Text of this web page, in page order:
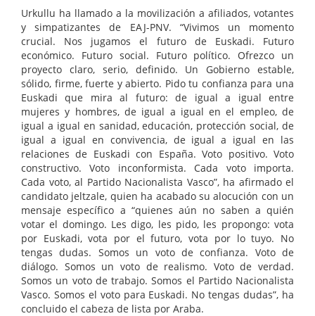
Urkullu ha llamado a la movilización a afiliados, votantes
y simpatizantes de EAJ-PNV. “Vivimos un momento
crucial. Nos jugamos el futuro de Euskadi. Futuro
económico. Futuro social. Futuro político. Ofrezco un
proyecto claro, serio, definido. Un Gobierno estable,
sólido, firme, fuerte y abierto. Pido tu confianza para una
Euskadi que mira al futuro: de igual a igual entre
mujeres y hombres, de igual a igual en el empleo, de
igual a igual en sanidad, educación, protección social, de
igual a igual en convivencia, de igual a igual en las
relaciones de Euskadi con España. Voto positivo. Voto
constructivo. Voto inconformista. Cada voto importa.
Cada voto, al Partido Nacionalista Vasco”, ha afirmado el
candidato jeltzale, quien ha acabado su alocución con un
mensaje específico a “quienes aún no saben a quién
votar el domingo. Les digo, les pido, les propongo: vota
por Euskadi, vota por el futuro, vota por lo tuyo. No
tengas dudas. Somos un voto de confianza. Voto de
diálogo. Somos un voto de realismo. Voto de verdad.
Somos un voto de trabajo. Somos el Partido Nacionalista
Vasco. Somos el voto para Euskadi. No tengas dudas”, ha
concluido el cabeza de lista por Araba.